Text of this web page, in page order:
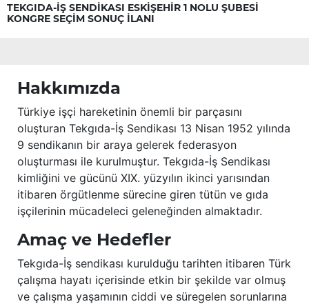
TEKGIDA-İŞ SENDİKASI ESKİŞEHİR 1 NOLU ŞUBESİ
KONGRE SEÇİM SONUÇ İLANI
Hakkımızda
Türkiye işçi hareketinin önemli bir parçasını
oluşturan Tekgıda-İş Sendikası 13 Nisan 1952 yılında
9 sendikanın bir araya gelerek federasyon
oluşturması ile kurulmuştur. Tekgıda-İş Sendikası
kimliğini ve gücünü XIX. yüzyılın ikinci yarısından
itibaren örgütlenme sürecine giren tütün ve gıda
işçilerinin mücadeleci geleneğinden almaktadır.
Amaç ve Hedefler
Tekgıda-İş sendikası kurulduğu tarihten itibaren Türk
çalışma hayatı içerisinde etkin bir şekilde var olmuş
ve çalışma yaşamının ciddi ve süregelen sorunlarına